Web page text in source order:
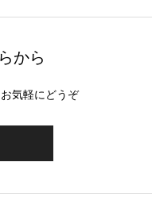
から
気軽にどうぞ